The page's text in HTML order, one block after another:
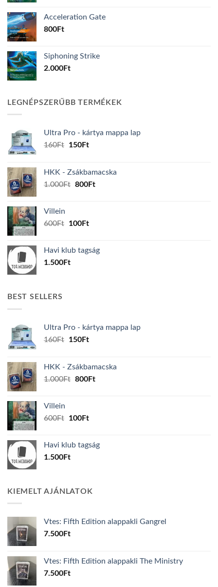
Acceleration Gate
800Ft
Siphoning Strike
2.000Ft
LEGNÉPSZERŰBB TERMÉKEK
Ultra Pro - kártya mappa lap
160Ft
Original
160Ft.
150FtCurrent
150Ft.
HKK - Zsákbamacska
1.000Ft Original
800FtCurrent
Villein
600Ft
Original
600Ft.
100FtCurrent
100Ft.
Havi klub tagság
1.500Ft
BEST SELLERS
Ultra Pro - kártya mappa lap
160Ft
Original
160Ft.
150FtCurrent
150Ft.
HKK - Zsákbamacska
1.000Ft Original
800FtCurrent
Villein
600Ft
Original
600Ft.
100FtCurrent
100Ft.
Havi klub tagság
1.500Ft
KIEMELT AJÁNLATOK
Vtes: Fifth Edition alappakli Gangrel
7.500Ft
Vtes: Fifth Edition alappakli The Ministry
7.500Ft